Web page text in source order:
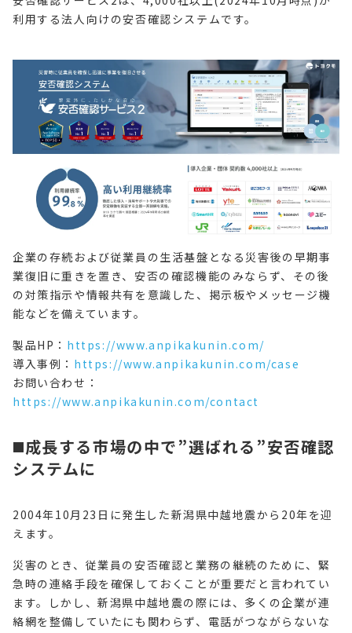
利用する法人向けの安否確認システムです。
企業の存続および従業員の生活基盤となる災害後の早期事
業復旧に重きを置き、安否の確認機能のみならず、その後
の対策指示や情報共有を意識した、掲示板やメッセージ機
能などを備えています。
製品HP： https://www.anpikakunin.com/
導入事例： https://www.anpikakunin.com/case
お問い合わせ：
https://www.anpikakunin.com/contact
◼️成長する市場の中で”選ばれる”安否確認
システムに
2004年10月23日に発生した新潟県中越地震から20年を迎
えます。
災害のとき、従業員の安否確認と業務の継続のために、緊
急時の連絡手段を確保しておくことが重要だと言われてい
ます。しかし、新潟県中越地震の際には、多くの企業が連
絡網を整備していたにも関わらず、電話がつながらないな